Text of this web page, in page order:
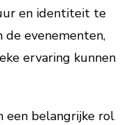
en identiteit te
evenementen,
ervaring kunnen
een belangrijke rol